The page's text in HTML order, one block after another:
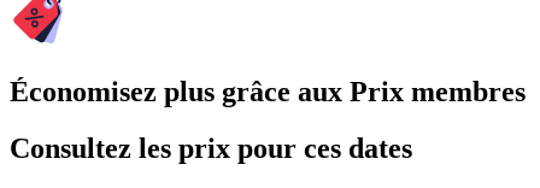
Économisez plus grâce aux Prix membres
Consultez les prix pour ces dates